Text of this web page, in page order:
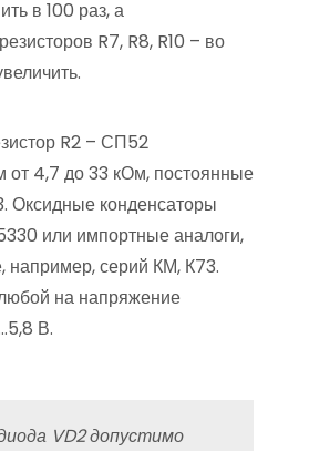
в 100 раз, а
R7, R8, R10 – во
R2 – СП52
от 4,7 до 33 кОм, постоянные
конденсаторы
или импортные аналоги,
серий КМ, К73.
на напряжение
В.
VD2 допустимо